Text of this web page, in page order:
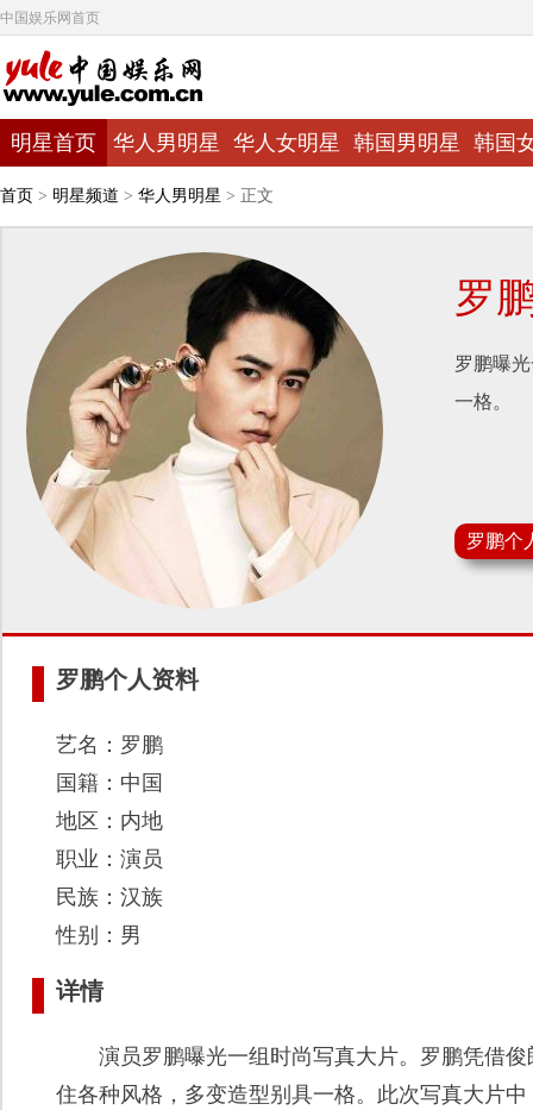
中国娱乐网首页
明星首页 华人男明星 华人女明星 韩国男明星 韩国
首页 > 明星频道 > 华人男明星 > 正文
罗
罗鹏曝
一格。
罗鹏个
罗鹏个人资料
艺名：罗鹏
国籍：中国
地区：内地
职业：演员
民族：汉族
性别：男
详情
演员罗鹏曝光一组时尚写真大片。罗鹏凭借俊
住各种风格，多变造型别具一格。此次写真大片